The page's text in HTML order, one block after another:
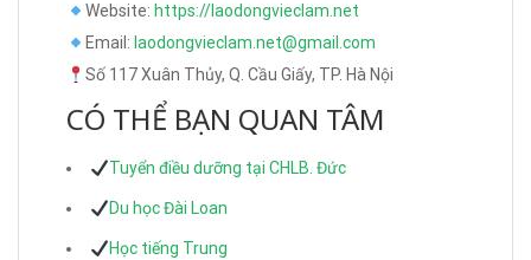
Website: https://laodongvieclam.net
Email: laodongvieclam.net@gmail.com
Số 117 Xuân Thủy, Q. Cầu Giấy, TP. Hà Nội
CÓ THỂ BẠN QUAN TÂM
Tuyển điều dưỡng tại CHLB. Đức
Du học Đài Loan
Học tiếng Trung